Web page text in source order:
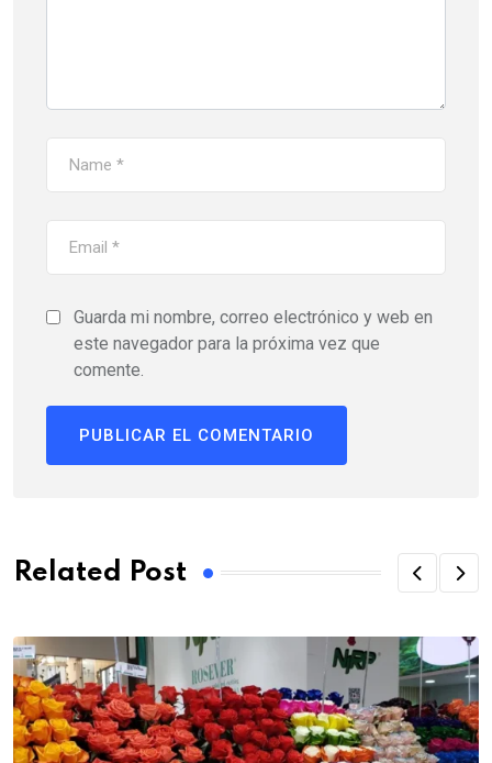
Guarda mi nombre, correo electrónico y web en
este navegador para la próxima vez que
comente.
Related Post